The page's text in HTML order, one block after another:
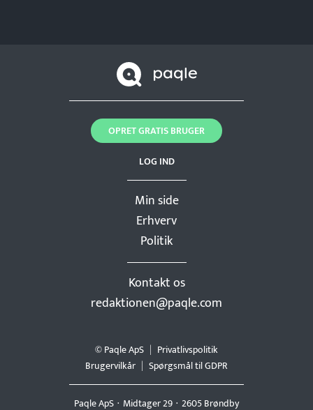
Min side
Erhverv
Politik
Kontakt os
redaktionen@paqle.com
LOG IND
OPRET GRATIS BRUGER
Paqle ApS Midtager 29 2605 Brøndby
© Paqle ApS
Privatlivspolitik
Brugervilkår
Spørgsmål til GDPR